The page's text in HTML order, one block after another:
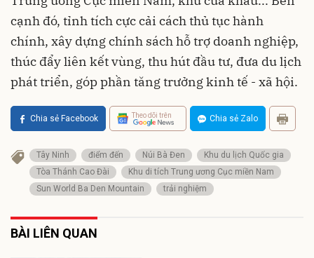
cạnh đó, tỉnh tích cực cải cách thủ tục hành
chính, xây dựng chính sách hỗ trợ doanh nghiệp,
thúc đẩy liên kết vùng, thu hút đầu tư, đưa du lịch
phát triển, góp phần tăng trưởng kinh tế - xã hội.
Chia sẻ Facebook Theo dõi trên Chia sẻ Zalo
Tây Ninh điểm đến Núi Bà Đen
Khu du lịch Quốc gia
Tòa Thánh Cao Đài
Khu di tích Trung ương Cục miền Nam
Sun World Ba Den Mountain
trải nghiệm
BÀI LIÊN QUAN